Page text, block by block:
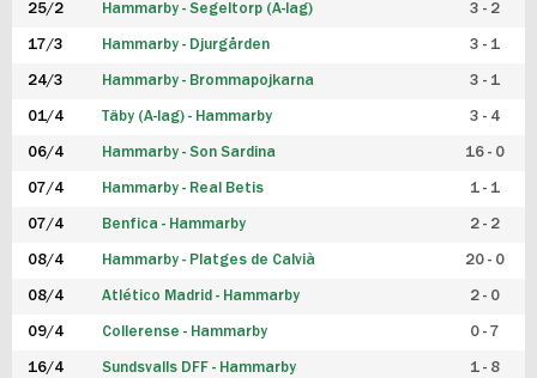
FUTSAL HERR
FUTSAL DAM
25/2 Hammarby - Segeltorp (A-lag) 3 - 2
17/3 Hammarby - Djurgården 3 - 1
24/3 Hammarby - Brommapojkarna 3 - 1
01/4 Täby (A-lag) - Hammarby 3 - 4
06/4 Hammarby - Son Sardina 16 - 0
07/4 Hammarby - Real Betis 1 - 1
07/4 Benfica - Hammarby 2 - 2
08/4 Hammarby - Platges de Calvià 20 - 0
08/4 Atlético Madrid - Hammarby 2 - 0
09/4 Collerense - Hammarby 0 - 7
16/4 Sundsvalls DFF - Hammarby 1 - 8